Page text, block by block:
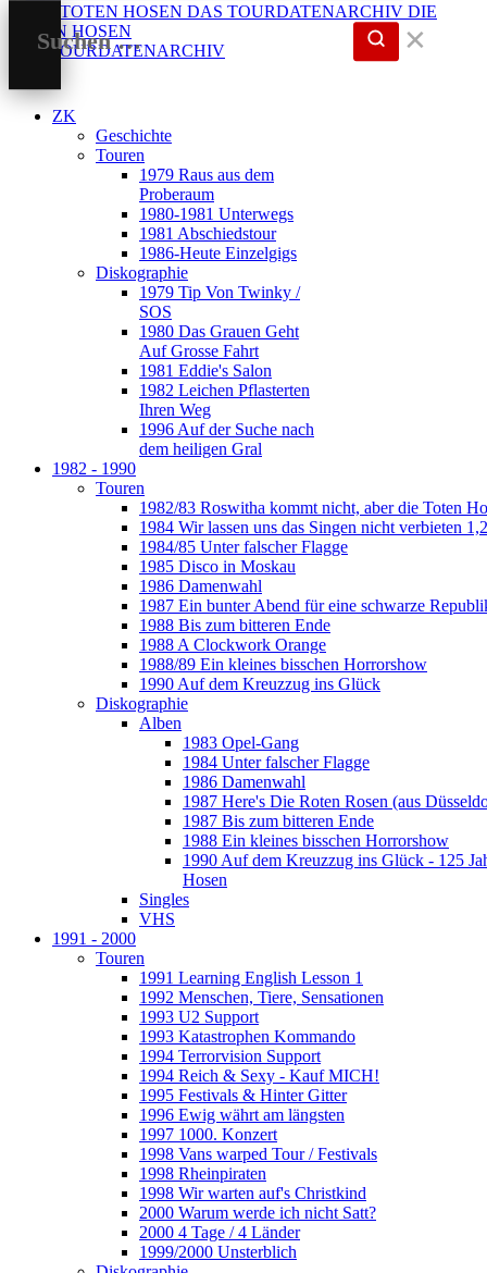
DIE
TOTEN HOSEN
DAS TOURDATENARCHIV
✕
ZK
Geschichte
Touren
1979 Raus aus dem
Proberaum
1980-1981 Unterwegs
1981 Abschiedstour
1986-Heute Einzelgigs
Diskographie
1979 Tip Von Twinky /
SOS
1980 Das Grauen Geht
Auf Grosse Fahrt
1981 Eddie's Salon
1982 Leichen Pflasterten
Ihren Weg
1996 Auf der Suche nach
dem heiligen Gral
1982 - 1990
Touren
1982/83 Roswitha kommt nicht, aber die Toten
1984 Wir lassen uns das Singen nicht verbieten
1984/85 Unter falscher Flagge
1985 Disco in Moskau
1986 Damenwahl
1987 Ein bunter Abend für eine schwarze
1988 Bis zum bitteren Ende
1988 A Clockwork Orange
1988/89 Ein kleines bisschen Horrorshow
1990 Auf dem Kreuzzug ins Glück
Diskographie
Alben
1983 Opel-Gang
1984 Unter falscher Flagge
1986 Damenwahl
1987 Here's Die Roten Rosen (aus
1987 Bis zum bitteren Ende
1988 Ein kleines bisschen Horrorshow
1990 Auf dem Kreuzzug ins Glück - 125
Hosen
Singles
VHS
1991 - 2000
Touren
1991 Learning English Lesson 1
1992 Menschen, Tiere, Sensationen
1993 U2 Support
1993 Katastrophen Kommando
1994 Terrorvision Support
1994 Reich & Sexy - Kauf MICH!
1995 Festivals & Hinter Gitter
1996 Ewig währt am längsten
1997 1000. Konzert
1998 Vans warped Tour / Festivals
1998 Rheinpiraten
1998 Wir warten auf's Christkind
2000 Warum werde ich nicht Satt?
2000 4 Tage / 4 Länder
1999/2000 Unsterblich